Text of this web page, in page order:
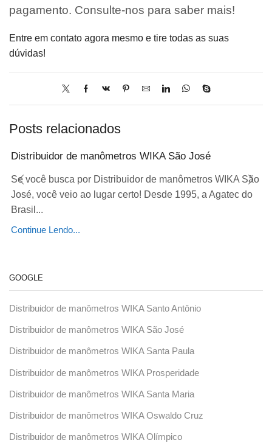
pagamento. Consulte-nos para saber mais!
Entre em contato agora mesmo e tire todas as suas
dúvidas!
Posts relacionados
Distribuidor de manômetros WIKA São José
Se você busca por Distribuidor de manômetros WIKA São
José, você veio ao lugar certo! Desde 1995, a Agatec do
Brasil...
Continue Lendo...
GOOGLE
Distribuidor de manômetros WIKA Santo Antônio
Distribuidor de manômetros WIKA São José
Distribuidor de manômetros WIKA Santa Paula
Distribuidor de manômetros WIKA Prosperidade
Distribuidor de manômetros WIKA Santa Maria
Distribuidor de manômetros WIKA Oswaldo Cruz
Distribuidor de manômetros WIKA Olímpico